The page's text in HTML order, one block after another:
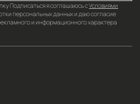
Подписаться я соглашаюсь сУсловиями
персональных данных и даю согласие
и информационного характера